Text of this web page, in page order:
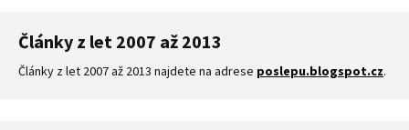
Články z let 2007 až 2013
Články z let 2007 až 2013 najdete na adrese poslepu.blogspot.cz.